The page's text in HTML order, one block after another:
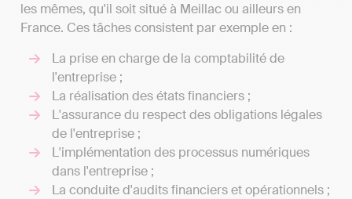
les mêmes, qu'il soit situé à Meillac ou ailleurs en
France. Ces tâches consistent par exemple en :
La prise en charge de la comptabilité de
l'entreprise ;
La réalisation des états financiers ;
L'assurance du respect des obligations légales
de l'entreprise ;
L'implémentation des processus numériques
dans l'entreprise ;
La conduite d'audits financiers et opérationnels ;